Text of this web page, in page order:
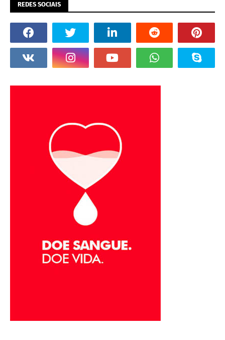
REDES SOCIAIS